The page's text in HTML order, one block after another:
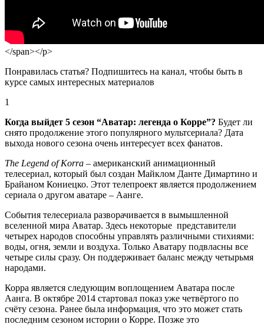
</span></p>
Понравилась статья? Подпишитесь на канал, чтобы быть в
курсе самых интересных материалов
1
Когда выйдет 5 сезон “Аватар: легенда о Корре”? Будет ли
снято продолжение этого популярного мультсериала? Дата
выхода нового сезона очень интересует всех фанатов.
The Legend of Korra – американский анимационный
телесериал, который был создан Майклом Данте Димартино и
Брайаном Кониецко. Этот телепроект является продолжением
сериала о другом аватаре – Аанге.
События телесериала разворачивается в вымышленной
вселенной мира Аватар. Здесь некоторые представители
четырех народов способны управлять различными стихиями:
воды, огня, земли и воздуха. Только Аватару подвласны все
четыре силы сразу. Он поддерживает баланс между четырьмя
народами.
Корра является следующим воплощением Аватара после
Аанга. В октябре 2014 стартовал показ уже четвёртого по
счёту сезона. Ранее была информация, что это может стать
последним сезоном истории о Корре. Позже это